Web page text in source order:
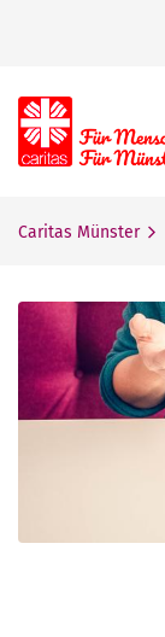
Caritas Münster